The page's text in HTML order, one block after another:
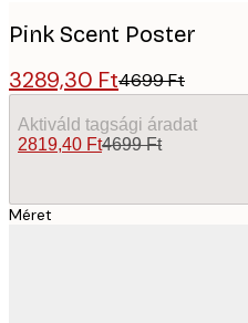
Pink Scent Poster
3289,30 Ft4699 Ft
Aktiváld tagsági áradat
2819,40 Ft4699 Ft
Méret